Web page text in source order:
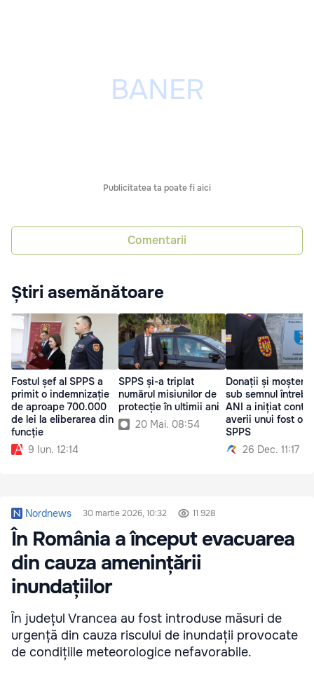
Publicitatea ta poate fi aici
Comentarii
Știri asemănătoare
Fostul șef al SPPS a
primit o indemnizație
de aproape 700.000
de lei la eliberarea din
funcție
9 Iun. 12:14
SPPS și-a triplat
numărul misiunilor de
protecție în ultimii ani
20 Mai. 08:54
Donații și
sub semnul
ANI a inițiat
averii unui fost
SPPS
26 Dec. 11:17
Nordnews 30 martie 2026, 10:32 11 928
În România a început evacuarea
din cauza amenințării
inundațiilor
În județul Vrancea au fost introduse măsuri de
urgență din cauza riscului de inundații provocate
de condițiile meteorologice nefavorabile.